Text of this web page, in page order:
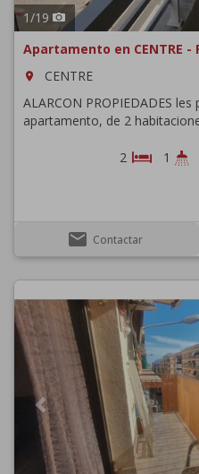
1/19
Apartamento en CENTRE -
room
CENTRE
ALARCON PROPIEDADES
apartamento, de 2
2 1
email Contactar
Previous